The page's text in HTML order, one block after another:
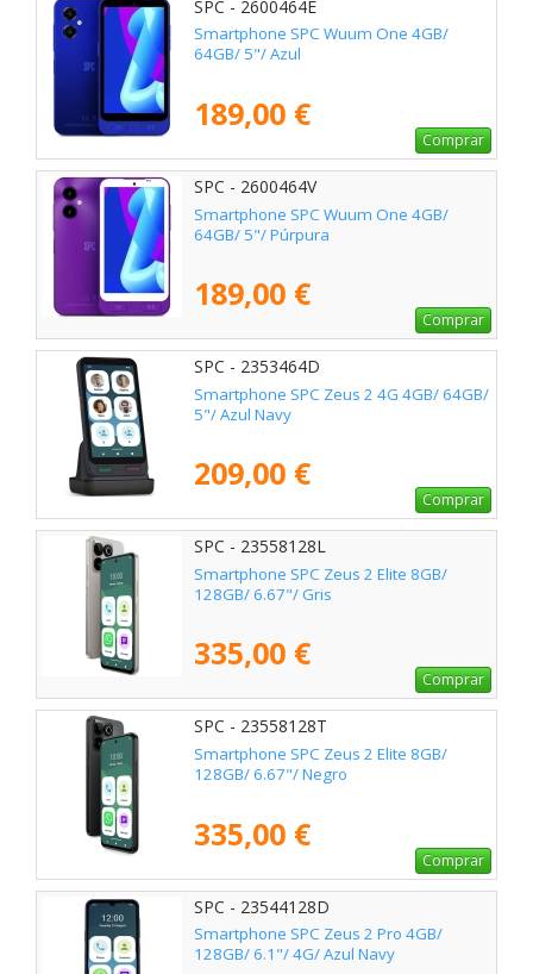
SPC - 2600464E
Smartphone SPC Wuum One 4GB/
64GB/ 5"/ Azul
189,00 €
Comprar
SPC - 2600464V
Smartphone SPC Wuum One 4GB/
64GB/ 5"/ Púrpura
189,00 €
Comprar
SPC - 2353464D
Smartphone SPC Zeus 2 4G 4GB/ 64GB/
5"/ Azul Navy
209,00 €
Comprar
SPC - 23558128L
Smartphone SPC Zeus 2 Elite 8GB/
128GB/ 6.67"/ Gris
335,00 €
Comprar
SPC - 23558128T
Smartphone SPC Zeus 2 Elite 8GB/
128GB/ 6.67"/ Negro
335,00 €
Comprar
SPC - 23544128D
Smartphone SPC Zeus 2 Pro 4GB/
128GB/ 6.1"/ 4G/ Azul Navy